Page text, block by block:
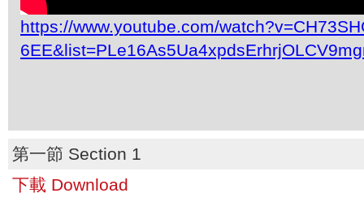
https://www.youtube.com/
第一節 Section 1
下載 Download